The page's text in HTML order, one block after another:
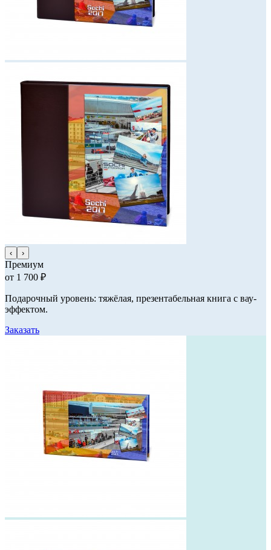
‹ ›
Премиум
от 1 700 ₽
Подарочный уровень: тяжёлая, презентабельная книга с вау-
эффектом.
Заказать